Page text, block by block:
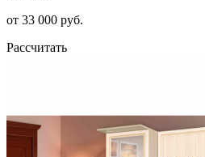
от 33 000 руб.
Рассчитать